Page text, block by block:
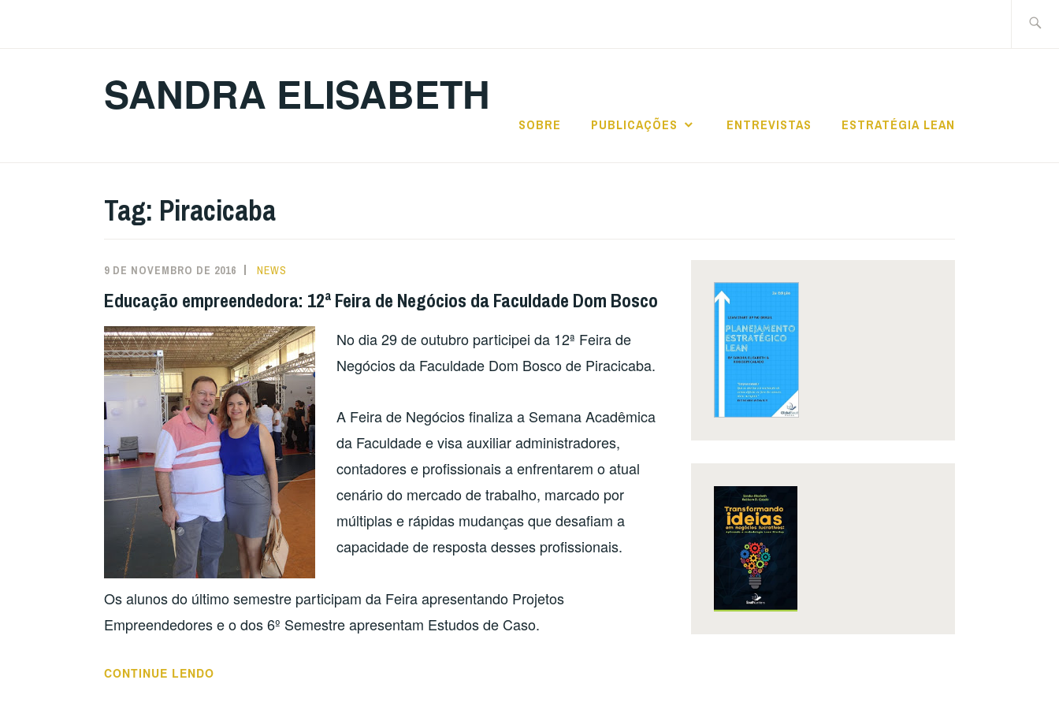
SANDRA ELISABETH
SOBRE PUBLICAÇÕES ENTREVISTAS ESTRATÉGIA LEAN
Tag: Piracicaba
9 DE NOVEMBRO DE 2016 NEWS
Educação empreendedora: 12ª Feira de Negócios da Faculdade Dom Bosco
No dia 29 de outubro participei da 12ª Feira de
Negócios da Faculdade Dom Bosco de Piracicaba.
A Feira de Negócios finaliza a Semana Acadêmica
da Faculdade e visa auxiliar administradores,
contadores e profissionais a enfrentarem o atual
cenário do mercado de trabalho, marcado por
múltiplas e rápidas mudanças que desafiam a
capacidade de resposta desses profissionais.
Os alunos do último semestre participam da Feira apresentando Projetos
Empreendedores e o dos 6º Semestre apresentam Estudos de Caso.
CONTINUE LENDO